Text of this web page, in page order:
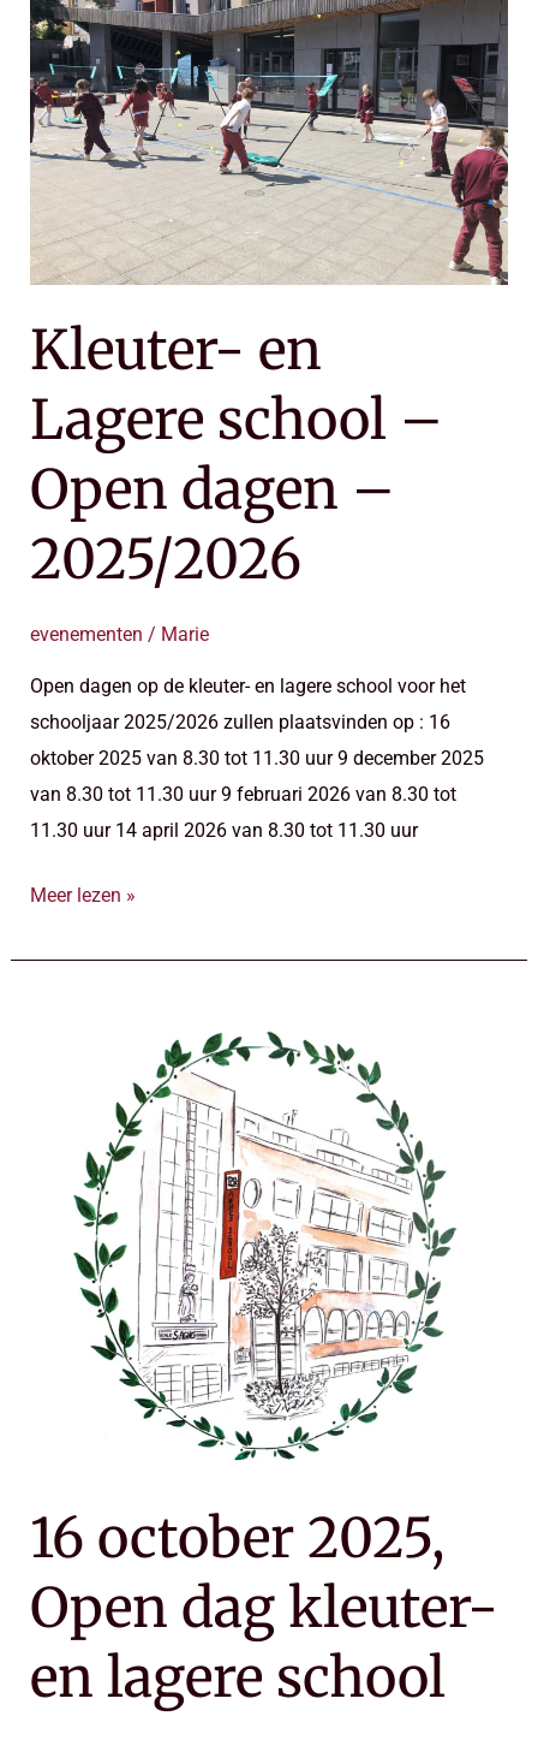
Kleuter- en
Lagere school –
Open dagen –
2025/2026
evenementen / Marie
Open dagen op de kleuter- en lagere school voor het
schooljaar 2025/2026 zullen plaatsvinden op : 16
oktober 2025 van 8.30 tot 11.30 uur 9 december 2025
van 8.30 tot 11.30 uur 9 februari 2026 van 8.30 tot
11.30 uur 14 april 2026 van 8.30 tot 11.30 uur
Lagere
school
–
Open
dagen
2025/2026
Meer lezen »
16 october 2025,
Open dag kleuter-
en lagere school
kleuter-
lagere
school